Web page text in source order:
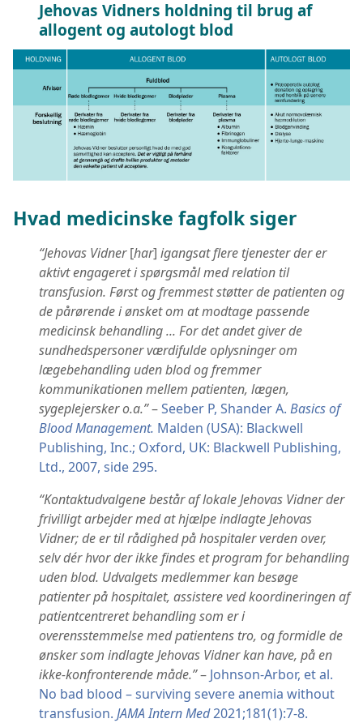
Jehovas Vidners holdning til brug af
allogent og autologt blod
Hvad medicinske fagfolk siger
“Jehovas Vidner[har] igangsat flere tjenester der er
aktivt engageret i spørgsmål med relation til
transfusion. Først og fremmest støtter de patienten og
de pårørende i ønsket om at modtage passende
medicinsk behandling ... For det andet giver de
sundhedspersoner værdifulde oplysninger om
lægebehandling uden blod og fremmer
kommunikationen mellem patienten, lægen,
sygeplejersker o.a.”–Seeber P, Shander A. Basics of
Blood Management. Malden (USA): Blackwell
Publishing, Inc.; Oxford, UK: Blackwell Publishing,
Ltd., 2007, side 295.
“Kontaktudvalgene består af lokale Jehovas Vidner der
frivilligt arbejder med at hjælpe indlagte Jehovas
Vidner; de er til rådighed på hospitaler verden over,
selv dér hvor der ikke findes et program for behandling
uden blod. Udvalgets medlemmer kan besøge
patienter på hospitalet, assistere ved koordineringen af
patientcentreret behandling som er i
overensstemmelse med patientens tro, og formidle de
ønsker som indlagte Jehovas Vidner kan have, på en
ikke-konfronterende måde.”– Johnson-Arbor, et al.
No bad blood – surviving severe anemia without
transfusion. JAMA Intern Med2021;181(1):7-8.